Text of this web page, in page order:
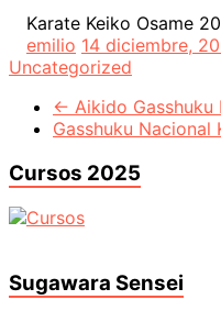
Karate Keiko Osame
emilio 14 diciembre,
Uncategorized
← Aikido Gasshuku
Gasshuku Nacional
Cursos 2025
Sugawara Sensei